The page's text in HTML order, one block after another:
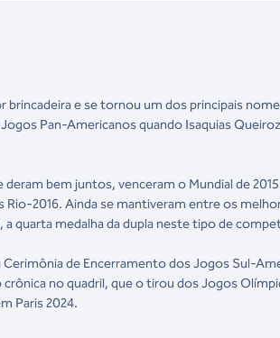
brincadeira e se tornou um dos principais
Pan-Americanos quando Isaquias
deram bem juntos, venceram o Mundial de
Rio-2016. Ainda se mantiveram entre os
quarta medalha da dupla neste tipo de
de Encerramento dos Jogos Sul-
no quadril, que o tirou dos Jogos
Paris 2024.